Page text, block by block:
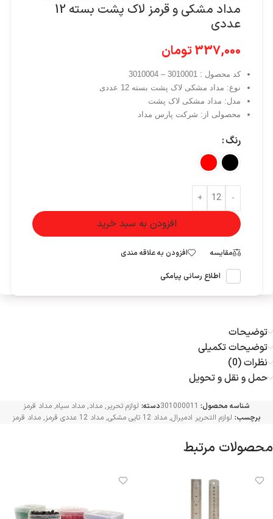
مداد مشکی و قرمز لاک پشت بسته 12
عددی
337,000تومان
کد محصول : 3010001 – 3010004
نوع: مداد مشکی لاک پشت بسته 12 عددی
مدل: مداد مشکی لاک پشت
محصولی از: شرکت پارس مداد
رنگ
-
+
افزودن به سبد خرید
مقایسه افزودن به علاقه مندی
اطلاع رسانی پیامکی
توضیحات
توضیحات تکمیلی
نظرات (0)
حمل و نقل و تحویل
شناسه محصول: 301000011دسته: لوازم تحریر, مداد, مداد سیاه, مداد قرمز
برچسب: لوازم التحریر ادمیرال, مداد 12 تایی مشکی , مداد 12 عددی قرمز , مداد قرمز
محصولات مرتبط